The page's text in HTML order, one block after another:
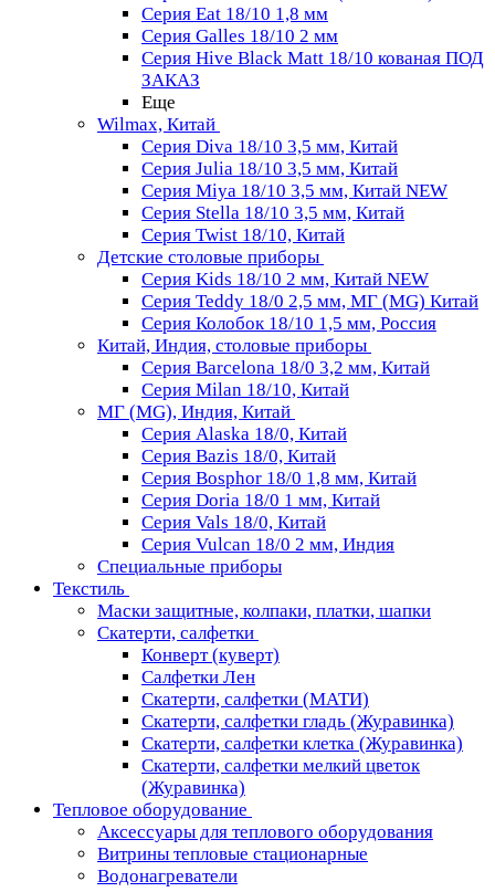
Серия Eat 18/10 1,8 мм
Серия Galles 18/10 2 мм
Серия Hive Black Matt 18/10 кованая ПОД
ЗАКАЗ
Еще
Wilmax, Китай
Серия Diva 18/10 3,5 мм, Китай
Серия Julia 18/10 3,5 мм, Китай
Серия Miya 18/10 3,5 мм, Китай NEW
Серия Stella 18/10 3,5 мм, Китай
Серия Twist 18/10, Китай
Детские столовые приборы
Серия Kids 18/10 2 мм, Китай NEW
Серия Teddy 18/0 2,5 мм, МГ (MG) Китай
Серия Колобок 18/10 1,5 мм, Россия
Китай, Индия, столовые приборы
Серия Barcelona 18/0 3,2 мм, Китай
Серия Milan 18/10, Китай
МГ (MG), Индия, Китай
Серия Alaska 18/0, Китай
Серия Bazis 18/0, Китай
Серия Bosphor 18/0 1,8 мм, Китай
Серия Doria 18/0 1 мм, Китай
Серия Vals 18/0, Китай
Серия Vulcan 18/0 2 мм, Индия
Специальные приборы
Текстиль
Маски защитные, колпаки, платки, шапки
Скатерти, салфетки
Конверт (куверт)
Салфетки Лен
Скатерти, салфетки (МАТИ)
Скатерти, салфетки гладь (Журавинка)
Скатерти, салфетки клетка (Журавинка)
Скатерти, салфетки мелкий цветок
(Журавинка)
Тепловое оборудование
Аксессуары для теплового оборудования
Витрины тепловые стационарные
Водонагреватели